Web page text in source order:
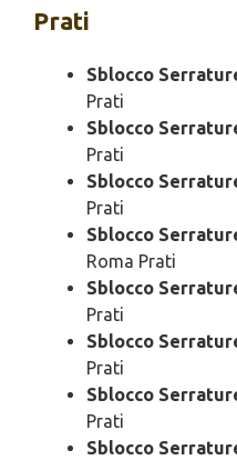
Prati
Sblocco
Prati
Sblocco
Prati
Sblocco
Prati
Sblocco
Roma Prati
Sblocco
Prati
Sblocco
Prati
Sblocco
Prati
Sblocco